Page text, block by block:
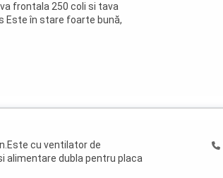
frontala 250 coli si tava
Este în stare foarte bună,
cu ventilator de
alimentare dubla pentru placa